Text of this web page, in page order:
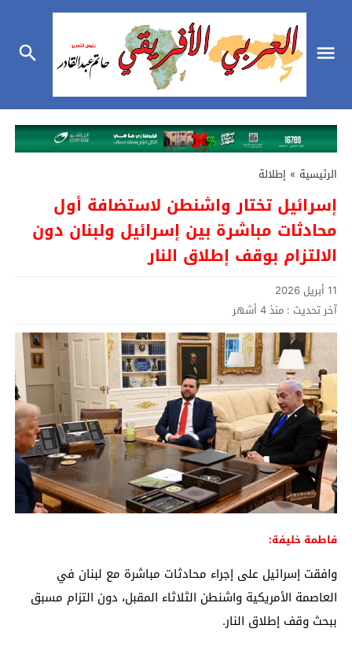
الرئيسية » إطلالة
إسرائيل تختار واشنطن لاستضافة أول
محادثات مباشرة بين إسرائيل ولبنان دون
الالتزام بوقف إطلاق النار
11 أبريل 2026
آخر تحديث : منذ 4 أشهر
فاطمة خليفة:
وافقت إسرائيل على إجراء محادثات مباشرة مع لبنان في
العاصمة الأمريكية واشنطن الثلاثاء المقبل، دون التزام مسبق
ببحث وقف إطلاق النار.